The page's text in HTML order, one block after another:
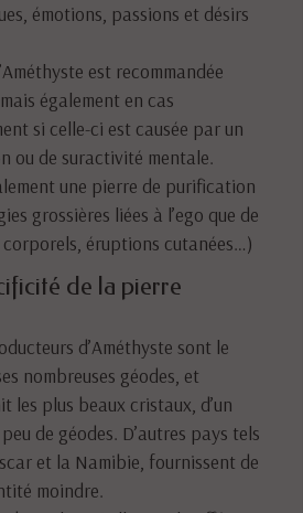
émotions, passions et désirs
l’Améthyste est recommandée
également en cas
si celle-ci est causée par un
ou de suractivité mentale.
une pierre de purification
grossières liées à l’ego que de
corporels, éruptions cutanées…)
de la pierre
d’Améthyste sont le
nombreuses géodes, et
les plus beaux cristaux, d’un
de géodes. D’autres pays tels
et la Namibie, fournissent de
moindre.